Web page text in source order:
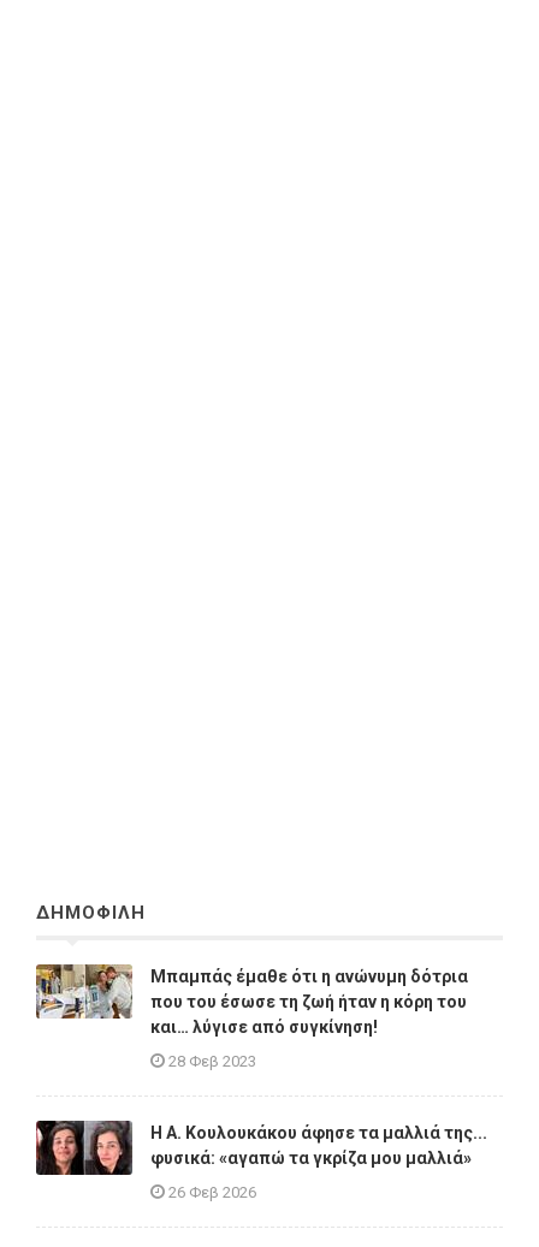
ΔΗΜΟΦΙΛΗ
Μπαμπάς έμαθε ότι η ανώνυμη δότρια
που του έσωσε τη ζωή ήταν η κόρη του
και… λύγισε από συγκίνηση!
28 Φεβ 2023
Η A. Κουλουκάκου άφησε τα μαλλιά της...
φυσικά: «αγαπώ τα γκρίζα μου μαλλιά»
26 Φεβ 2026